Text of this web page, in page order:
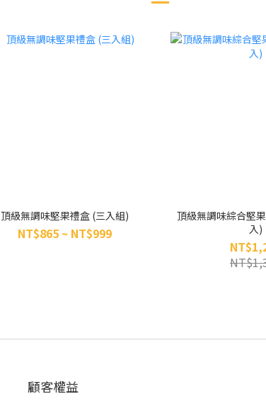
頂級無調味堅果禮盒 (三入組)
NT$865 ~ NT$999
頂級無調味綜合堅
入)
顧客權益